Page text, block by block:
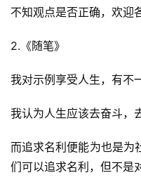
不知观点是否正确，欢迎
2.《随笔》
我对示例享受人生，有不
我认为人生应该去奋斗，
而追求名利便能为也是为
们可以追求名利，但不是